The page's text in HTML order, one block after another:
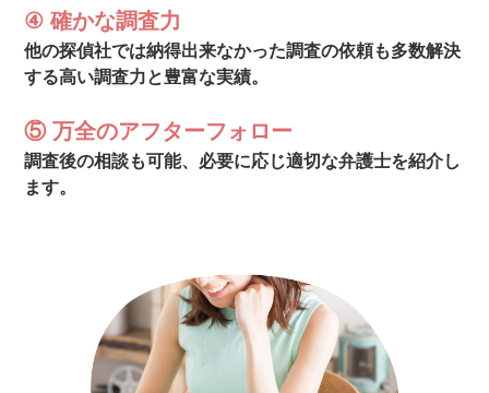
④ 確かな調査力
他の探偵社では納得出来なかった調査の依頼も多数解決
する高い調査力と豊富な実績。
⑤ 万全のアフターフォロー
調査後の相談も可能、必要に応じ適切な弁護士を紹介し
ます。